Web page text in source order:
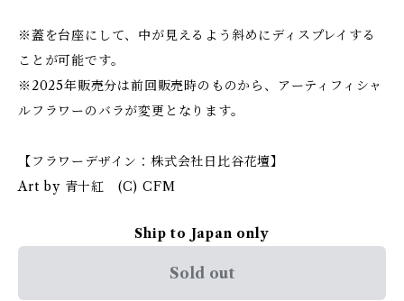
※蓋を台座にして、中が見えるよう斜めにディスプレイする
ことが可能です。
※2025年販売分は前回販売時のものから、アーティフィシャ
ルフラワーのバラが変更となります。
【フラワーデザイン：株式会社日比谷花壇】
Art by 青十紅 (C) CFM
Ship to Japan only
Sold out